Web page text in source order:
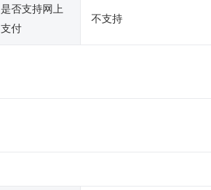
是否支持网上
支付
不支持